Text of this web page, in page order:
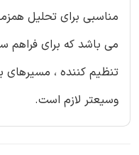
مناسبی برای تحلیل
می باشد که برای فراهم
تنظیم کننده ، مسیرهای
وسیعتر لازم است.